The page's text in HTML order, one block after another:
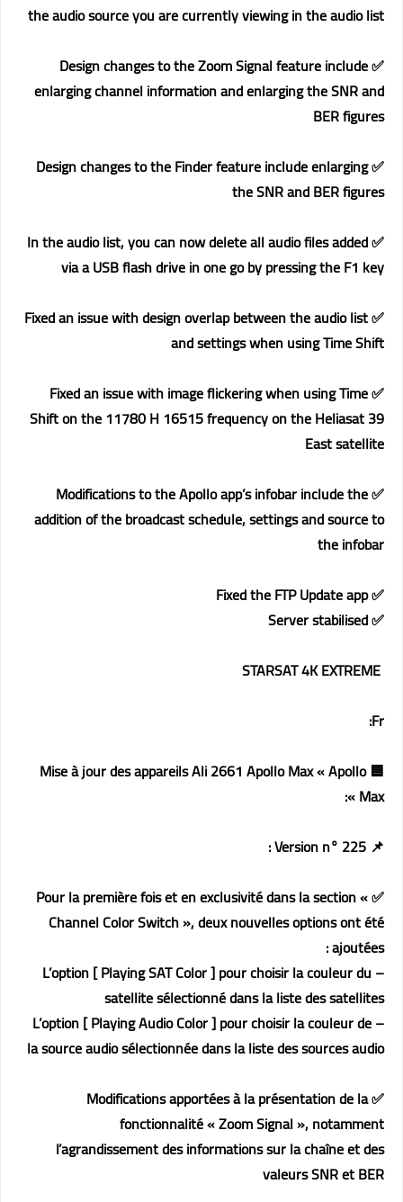
the audio source you are currently viewing in the audio list
✅ Design changes to the Zoom Signal feature include
enlarging channel information and enlarging the SNR and
BER figures
✅ Design changes to the Finder feature include enlarging
the SNR and BER figures
✅ In the audio list, you can now delete all audio files added
via a USB flash drive in one go by pressing the F1 key
✅ Fixed an issue with design overlap between the audio list
and settings when using Time Shift
✅ Fixed an issue with image flickering when using Time
Shift on the 11780 H 16515 frequency on the Heliasat 39
East satellite
✅ Modifications to the Apollo app’s infobar include the
addition of the broadcast schedule, settings and source to
the infobar
✅ Fixed the FTP Update app
✅ Server stabilised
Fr:
🟦 Mise à jour des appareils Ali 2661 Apollo Max « Apollo
Max »:
📌 Version n° 225 :
✅ Pour la première fois et en exclusivité dans la section «
Channel Color Switch », deux nouvelles options ont été
ajoutées :
– L’option [ Playing SAT Color ] pour choisir la couleur du
satellite sélectionné dans la liste des satellites
– L’option [ Playing Audio Color ] pour choisir la couleur de
la source audio sélectionnée dans la liste des sources audio
✅ Modifications apportées à la présentation de la
fonctionnalité « Zoom Signal », notamment
l’agrandissement des informations sur la chaîne et des
valeurs SNR et BER